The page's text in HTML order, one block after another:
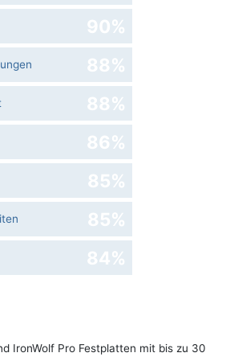
90%
88%
88%
86%
85%
85%
84%
IronWolf Pro Festplatten mit bis zu 30